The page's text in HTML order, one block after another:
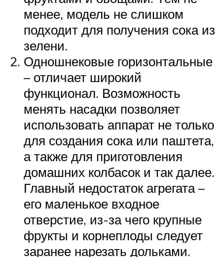
менее, модель не слишком
подходит для получения сока из
зелени.
Одношнековые горизонтальные
– отличает широкий
функционал. Возможность
менять насадки позволяет
использовать аппарат не только
для создания сока или паштета,
а также для приготовления
домашних колбасок и так далее.
Главный недостаток агрегата –
его маленькое входное
отверстие, из-за чего крупные
фрукты и корнеплоды следует
заранее нарезать дольками.